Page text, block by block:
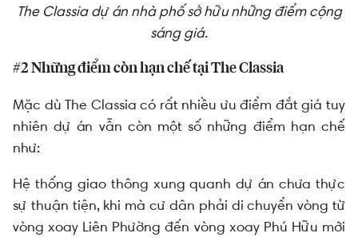
The Classia dự án nhà phố sở hữu những điểm cộng
sáng giá.
#2 Những điểm còn hạn chế tại The Classia
Mặc dùThe Classia có rất nhiều ưu điểm đắt giá tuy
nhiên dự án vẫn còn một số những điểm hạn chế
như:
Hệ thống giao thông xung quanh dự án chưa thực
sự thuận tiện, khi mà cư dân phải di chuyển vòng từ
vòng xoay Liên Phường đến vòng xoay Phú Hữu mới